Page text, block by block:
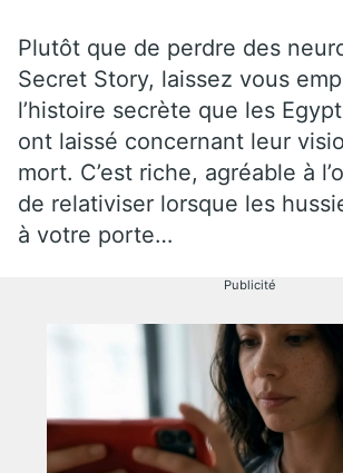
Plutôt que de perdre des
Secret Story, laissez vous
l’histoire secrète que les
ont laissé concernant leur
mort. C’est riche, agréable à
de relativiser lorsque les
à votre porte…
Publicité